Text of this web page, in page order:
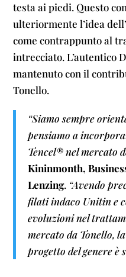
testa ai piedi. Questo
ulteriormente l’idea
come contrappunto al
intrecciato. L’autentico
mantenuto con il
Tonello.
“Siamo sempre
pensiamo a
Tencel® nel mercato
Kininmonth,
Lenzing. “Avendo
filati indaco Unitin e
evoluzioni nel
mercato da Tonello,
progetto del genere è